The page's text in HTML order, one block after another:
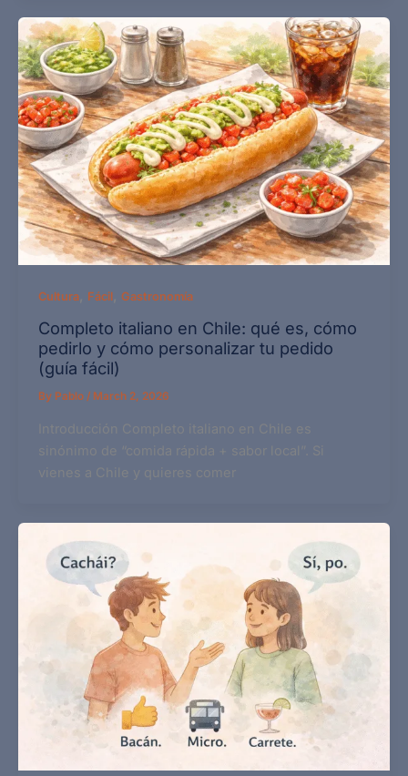
Cultura, Fácil, Gastronomía
Completo italiano en Chile: qué es, cómo
pedirlo y cómo personalizar tu pedido
(guía fácil)
By Pablo / March 2, 2026
Introducción Completo italiano en Chile es
sinónimo de “comida rápida + sabor local”. Si
vienes a Chile y quieres comer